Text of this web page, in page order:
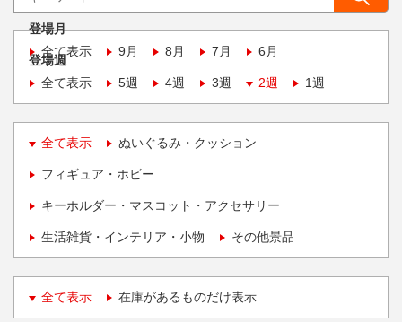
登場月
全て表示
9月 8月 7月 6月
登場週
全て表示
5週 4週 3週 2週 1週
全て表示 ぬいぐるみ・クッション
フィギュア・ホビー
キーホルダー・マスコット・アクセサリー
生活雑貨・インテリア・小物 その他景品
全て表示 在庫があるものだけ表示